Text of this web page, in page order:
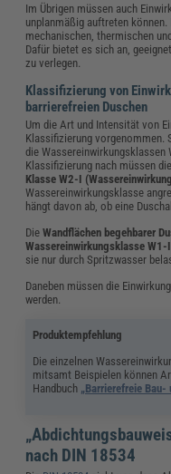
Im Übrigen müssen auch
unplanmäßig auftreten
mechanischen, thermischen
Dafür bietet es sich an,
zu verlegen.
Klassifizierung von
barrierefreien Duschen
Um die Art und Intensität von
Klassifizierung vorgenommen.
die Wassereinwirkungsklassen
Klassifizierung nach müssen die
Klasse W2-I
Wassereinwirkungsklasse
hängt davon ab, ob eine
DieWandflächen begehbarer
Wassereinwirkungsklasse W1-I
sie nur durch Spritzwasser
Daneben müssen die
werden.
Produktempfehlung
Die einzelnen
mitsamt Beispielen können
Handbuch „Barrierefreie Bau-
nach DIN 18534